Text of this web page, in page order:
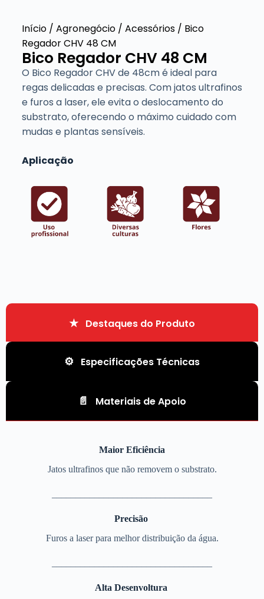
Início/ Agronegócio/ Acessórios/ Bico
Regador CHV 48 CM
Bico Regador CHV 48 CM
O Bico Regador CHV de 48cm é ideal para
regas delicadas e precisas. Com jatos ultrafinos
e furos a laser, ele evita o deslocamento do
substrato, oferecendo o máximo cuidado com
mudas e plantas sensíveis.
Aplicação
Destaques do Produto
Especificações Técnicas
Materiais de Apoio
Maior Eficiência
Jatos ultrafinos que não removem o substrato.
Precisão
Furos a laser para melhor distribuição da água.
Alta Desenvoltura